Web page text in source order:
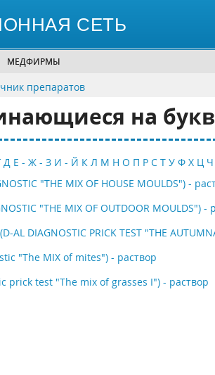
СЕТЬ
МЕДФИРМЫ
препаратов
на
Д Е - Ж - З И - Й К Л М Н О П Р С Т У Ф Х Ц
"THE MIX OF HOUSE MOULDS") -
"THE MIX OF OUTDOOR MOULDS") -
DIAGNOSTIC PRICK TEST "THE
"The MIX of mites") - раствор
prick test "The mix of grasses I") - раствор